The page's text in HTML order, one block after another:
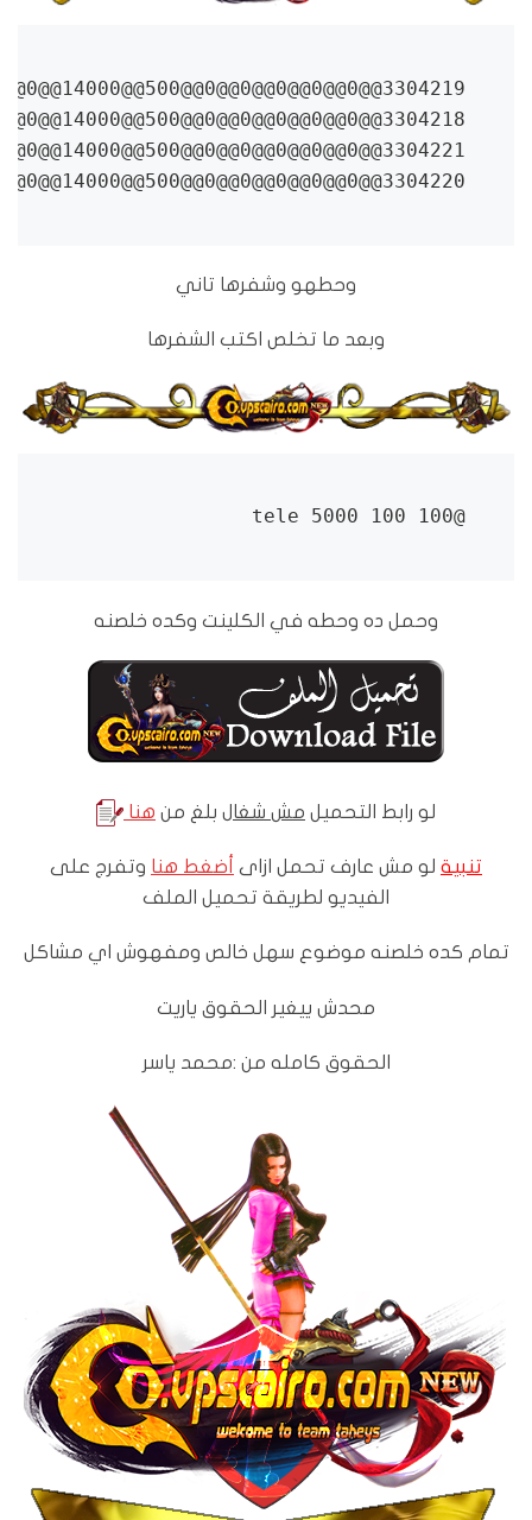
3304220@@Card[GoldCup]@@0@@0@@0@@0@@0@@0@@0@@0@@0@@0@@10000@@0@@0@@0@@0@@0@@0@@0@@0@@1@@1@@0@@0@@0@@0@@0@@0@@0@@0@@0@@1@@1000@@0@@0@@1@@1@@0@@0@@0@@0@@0@@0@@0@@0@@0@@10@@0@@0@@0@@0@@0@@QuestItem@@He~Is~Card~Change~ColdCup~BY~GM~MohamedYasser~Phone~01069491122.@@5@@0@@0@@0@@14000@@500@@0@@0@@0@@0@@0@@
وحطهو وشفرها تاني
وبعد ما تخلص اكتب الشفرها
@tele 5000 100 100
وحمل ده وحطه في الكلينت وكده خلصنه
لو رابط التحميل مش شغال بلغ من هنا
تنبية لو مش عارف تحمل ازاى أضغط هنا وتفرج على
الفيديو لطريقة تحميل الملف
تمام كده خلصنه موضوع سهل خالص ومفهوش اي مشاكل
محدش ييغير الحقوق ياريت
الحقوق كامله من :محمد ياسر